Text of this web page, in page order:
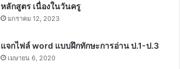
หลักสูตร เนื่องในวันครู
มกราคม 12, 2023
แจกไฟล์ word แบบฝึกทักษะการอ่าน ป.1-ป.3
เมษายน 6, 2020